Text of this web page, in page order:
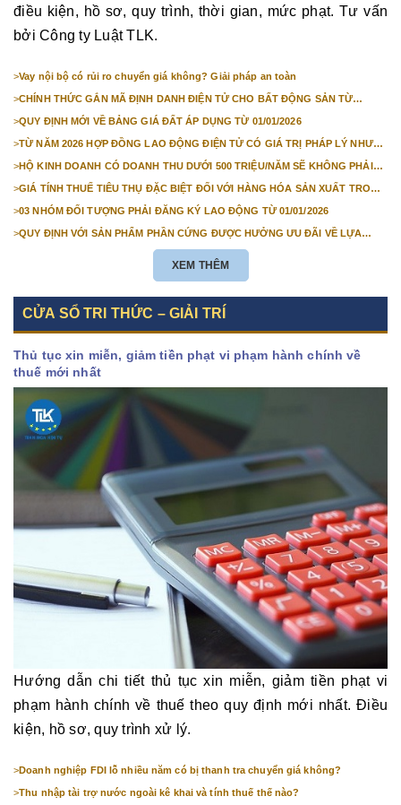
điều kiện, hồ sơ, quy trình, thời gian, mức phạt. Tư vấn
bởi Công ty Luật TLK.
>Vay nội bộ có rủi ro chuyển giá không? Giải pháp an toàn
>CHÍNH THỨC GẮN MÃ ĐỊNH DANH ĐIỆN TỬ CHO BẤT ĐỘNG SẢN TỪ
>QUY ĐỊNH MỚI VỀ BẢNG GIÁ ĐẤT ÁP DỤNG TỪ 01/01/2026
>TỪ NĂM 2026 HỢP ĐỒNG LAO ĐỘNG ĐIỆN TỬ CÓ GIÁ TRỊ PHÁP LÝ NHƯ
>HỘ KINH DOANH CÓ DOANH THU DƯỚI 500 TRIỆU/NĂM SẼ KHÔNG PHẢI
>GIÁ TÍNH THUẾ TIÊU THỤ ĐẶC BIỆT ĐỐI VỚI HÀNG HÓA SẢN XUẤT TRONG
>03 NHÓM ĐỐI TƯỢNG PHẢI ĐĂNG KÝ LAO ĐỘNG TỪ 01/01/2026
>QUY ĐỊNH VỚI SẢN PHẨM PHẦN CỨNG ĐƯỢC HƯỞNG ƯU ĐÃI VỀ LỰA
XEM THÊM
CỬA SỔ TRI THỨC – GIẢI TRÍ
Thủ tục xin miễn, giảm tiền phạt vi phạm hành chính về
thuế mới nhất
Hướng dẫn chi tiết thủ tục xin miễn, giảm tiền phạt vi
phạm hành chính về thuế theo quy định mới nhất. Điều
kiện, hồ sơ, quy trình xử lý.
>Doanh nghiệp FDI lỗ nhiều năm có bị thanh tra chuyển giá không?
>Thu nhập tài trợ nước ngoài kê khai và tính thuế thế nào?